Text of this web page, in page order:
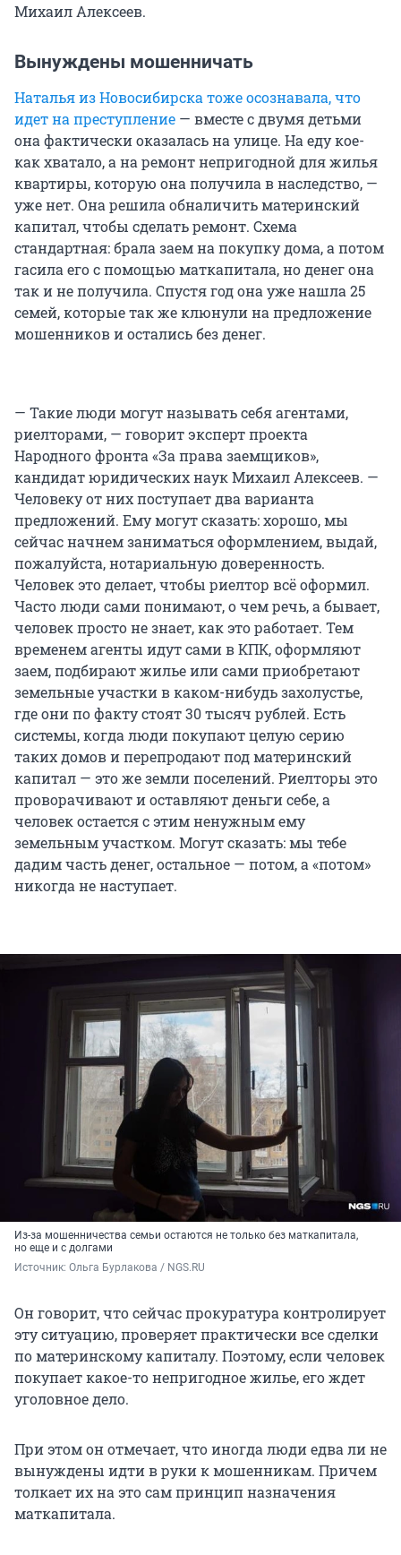
Михаил Алексеев.
Вынуждены мошенничать
Наталья из Новосибирска тоже осознавала, что
идет на преступление — вместе с двумя детьми
она фактически оказалась на улице. На еду кое-
как хватало, а на ремонт непригодной для жилья
квартиры, которую она получила в наследство, —
уже нет. Она решила обналичить материнский
капитал, чтобы сделать ремонт. Схема
стандартная: брала заем на покупку дома, а потом
гасила его с помощью маткапитала, но денег она
так и не получила. Спустя год она уже нашла 25
семей, которые так же клюнули на предложение
мошенников и остались без денег.
— Такие люди могут называть себя агентами,
риелторами, — говорит эксперт проекта
Народного фронта «За права заемщиков»,
кандидат юридических наук Михаил Алексеев. —
Человеку от них поступает два варианта
предложений. Ему могут сказать: хорошо, мы
сейчас начнем заниматься оформлением, выдай,
пожалуйста, нотариальную доверенность.
Человек это делает, чтобы риелтор всё оформил.
Часто люди сами понимают, о чем речь, а бывает,
человек просто не знает, как это работает. Тем
временем агенты идут сами в КПК, оформляют
заем, подбирают жилье или сами приобретают
земельные участки в каком-нибудь захолустье,
где они по факту стоят 30 тысяч рублей. Есть
системы, когда люди покупают целую серию
таких домов и перепродают под материнский
капитал — это же земли поселений. Риелторы это
проворачивают и оставляют деньги себе, а
человек остается с этим ненужным ему
земельным участком. Могут сказать: мы тебе
дадим часть денег, остальное — потом, а «потом»
никогда не наступает.
Из-за мошенничества семьи остаются не только без маткапитала,
но еще и с долгами
Источник: Ольга Бурлакова / NGS.RU
Он говорит, что сейчас прокуратура контролирует
эту ситуацию, проверяет практически все сделки
по материнскому капиталу. Поэтому, если человек
покупает какое-то непригодное жилье, его ждет
уголовное дело.
При этом он отмечает, что иногда люди едва ли не
вынуждены идти в руки к мошенникам. Причем
толкает их на это сам принцип назначения
маткапитала.